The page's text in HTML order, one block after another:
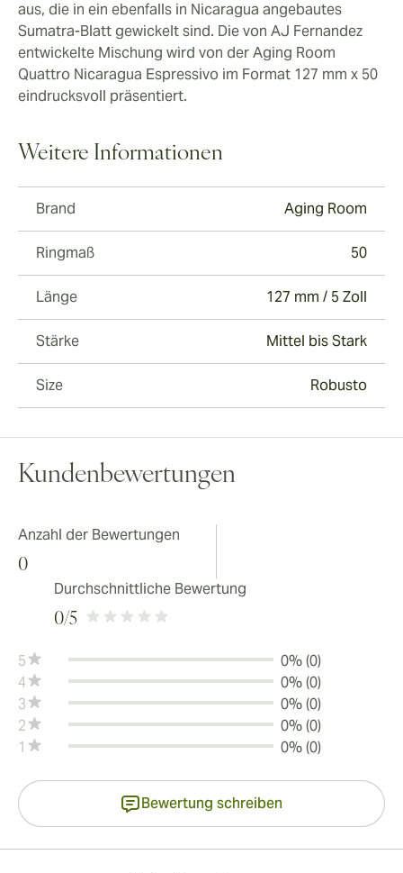
aus, die in ein ebenfalls in Nicaragua angebautes
Sumatra-Blatt gewickelt sind. Die von AJ Fernandez
entwickelte Mischung wird von der Aging Room
Quattro Nicaragua Espressivo im Format 127 mm x 50
eindrucksvoll präsentiert.
Weitere Informationen
Brand Aging Room
Ringmaß 50
Länge 127 mm / 5 Zoll
Stärke Mittel bis Stark
Size Robusto
Kundenbewertungen
Anzahl der Bewertungen
0
Durchschnittliche Bewertung
0/5
5
0% (0)
4
0% (0)
3
0% (0)
2
0% (0)
1
0% (0)
Bewertung schreiben